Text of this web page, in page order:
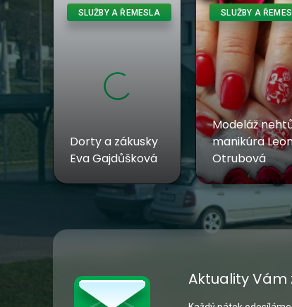
Dorty a zákusky
Eva Gajdůšková
SLUŽBY A ŘEMESLA
Modeláž
manikúra
Otrubová
SLUŽBY A
Aktuality